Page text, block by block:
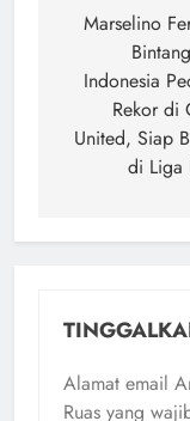
pos
Marselino
Indonesia
Rekor di
United, Siap
di Liga
Alamat email
Ruas yang